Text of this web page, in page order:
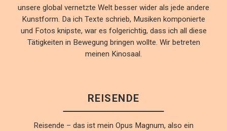
unsere global vernetzte Welt besser wider als jede andere
Kunstform. Da ich Texte schrieb, Musiken komponierte
und Fotos knipste, war es folgerichtig, dass ich all diese
Tätigkeiten in Bewegung bringen wollte. Wir betreten
meinen Kinosaal.
REISENDE
Reisende – das ist mein Opus Magnum, also ein